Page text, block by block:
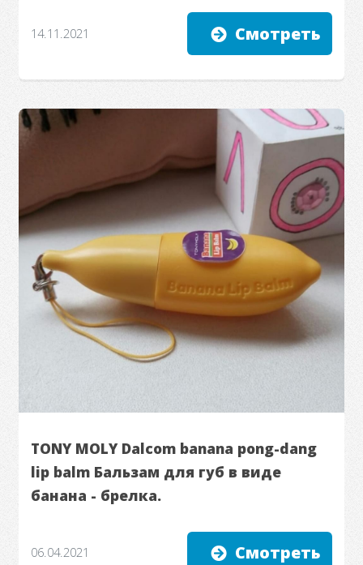
14.11.2021 Смотреть
TONY MOLY Dalcom banana pong-dang
lip balm Бальзам для губ в виде
банана - брелка.
06.04.2021 Смотреть